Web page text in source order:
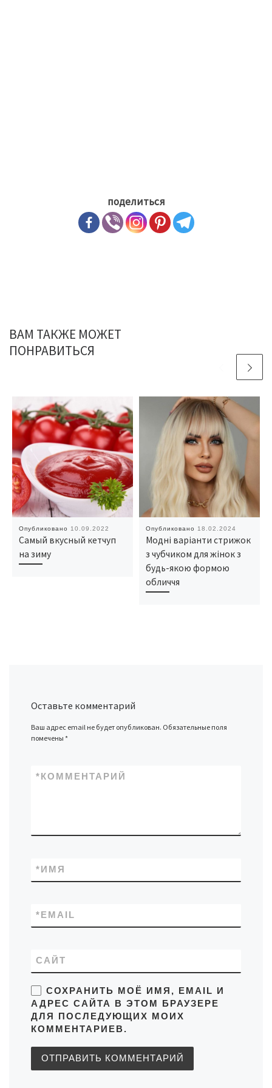
поделиться
ВАМ ТАКЖЕ МОЖЕТ
ПОНРАВИТЬСЯ
Опубликовано 10.09.2022
Самый вкусный кетчуп
на зиму
Опубликовано 18.02.2024
Модні варіанти стрижок
з чубчиком для жінок з
будь-якою формою
обличчя
Оставьте комментарий
Ваш адрес email не будет опубликован. Обязательные поля
помечены*
КОММЕНТАРИЙ
*
ИМЯ
*
EMAIL
*
САЙТ
СОХРАНИТЬ МОЁ ИМЯ, EMAIL И
АДРЕС САЙТА В ЭТОМ БРАУЗЕРЕ
ДЛЯ ПОСЛЕДУЮЩИХ МОИХ
КОММЕНТАРИЕВ.